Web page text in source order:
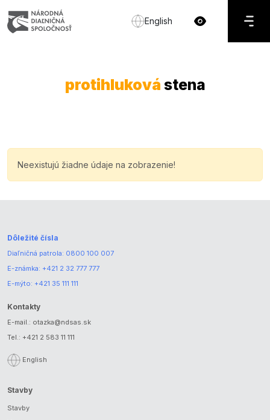
English
protihluková stena
Neexistujú žiadne údaje na zobrazenie!
Dôležité čísla
Diaľničná patrola: 0800 100 007
E-známka: +421 2 32 777 777
E-mýto: +421 35 111 111
Kontakty
E-mail.: otazka@ndsas.sk
Tel.: +421 2 583 11 111
English
Stavby
Stavby